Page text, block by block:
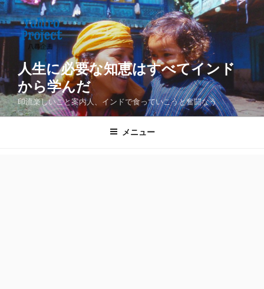
コ
ン
テ
ン
ツ
へ
ス
キ
ッ
人生に必要な知恵はすべてインド
から学んだ
印流楽しいこと案内人、インドで食っていこうと奮闘なう
メニュー